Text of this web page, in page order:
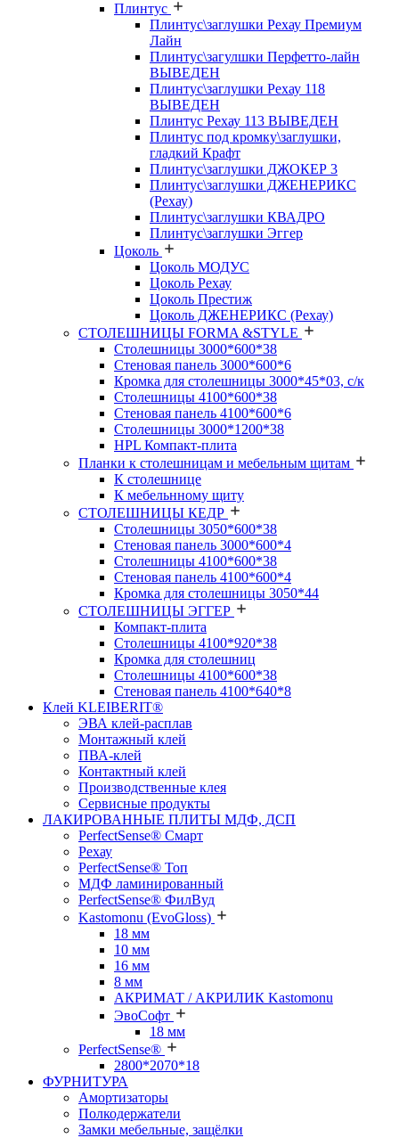
Плинтус
Плинтус\заглушки Рехау Премиум
Лайн
Плинтус\загулшки Перфетто-лайн
ВЫВЕДЕН
Плинтус\заглушки Рехау 118
ВЫВЕДЕН
Плинтус Рехау 113 ВЫВЕДЕН
Плинтус под кромку\заглушки,
гладкий Крафт
Плинтус\заглушки ДЖОКЕР 3
Плинтус\заглушки ДЖЕНЕРИКС
(Рехау)
Плинтус\заглушки КВАДРО
Плинтус\заглушки Эггер
Цоколь
Цоколь МОДУС
Цоколь Рехау
Цоколь Престиж
Цоколь ДЖЕНЕРИКС (Рехау)
СТОЛЕШНИЦЫ FORMA &STYLE
Столешницы 3000*600*38
Стеновая панель 3000*600*6
Кромка для столешницы 3000*45*03, с/к
Столешницы 4100*600*38
Стеновая панель 4100*600*6
Столешницы 3000*1200*38
HPL Компакт-плита
Планки к столешницам и мебельным щитам
К столешнице
К мебельнному щиту
СТОЛЕШНИЦЫ КЕДР
Столешницы 3050*600*38
Стеновая панель 3000*600*4
Столешницы 4100*600*38
Стеновая панель 4100*600*4
Кромка для столешницы 3050*44
СТОЛЕШНИЦЫ ЭГГЕР
Компакт-плита
Столешницы 4100*920*38
Кромка для столешниц
Столешницы 4100*600*38
Стеновая панель 4100*640*8
Клей KLEIBERIT®
ЭВА клей-расплав
Монтажный клей
ПВА-клей
Контактный клей
Производственные клея
Сервисные продукты
ЛАКИРОВАННЫЕ ПЛИТЫ МДФ, ДСП
PerfectSense® Смарт
Рехау
PerfectSense® Топ
МДФ ламинированный
PerfectSense® ФилВуд
Kastomonu (EvoGloss)
18 мм
10 мм
16 мм
8 мм
АКРИМАТ / АКРИЛИК Kastomonu
ЭвоСофт
18 мм
PerfectSense®
2800*2070*18
ФУРНИТУРА
Амортизаторы
Полкодержатели
Замки мебельные, защёлки